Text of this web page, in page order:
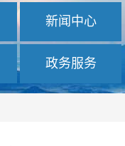
新闻中心
政务服务